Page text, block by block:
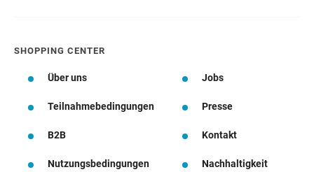
SHOPPING CENTER
Über uns Jobs
Teilnahmebedingungen Presse
B2B Kontakt
Nutzungsbedingungen
Nachhaltigkeit